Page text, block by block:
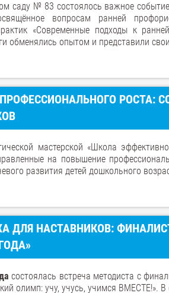
саду № 83 состоялось важное
вопросам ранней
«Современные подходы к
обменялись опытом и представили
РОСТА:
мастерской «Школа
на повышение
развития детей дошкольного
ДЛЯ НАСТАВНИКОВ:
состоялась встреча методиста с
олимп: учу, учусь, учимся ВМЕСТЕ!».